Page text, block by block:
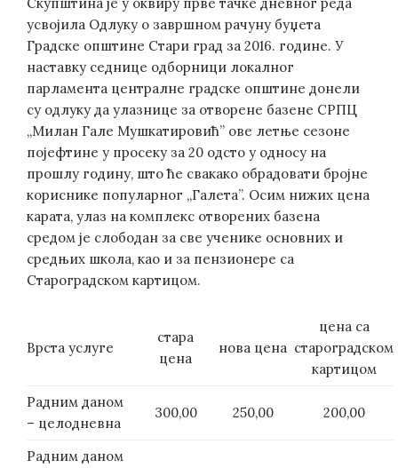
усвојила Одлуку о завршном рачуну буџета
Градске општине Стари град за 2016. године. У
наставку седнице одборници локалног
парламента централне градске општине донели
су одлуку да улазнице за отворене базене СРПЦ
„Милан Гале Мушкатировић” ове летње сезоне
појефтине у просеку за 20 одсто у односу на
прошлу годину, што ће свакако обрадовати бројне
кориснике популарног „Галета”. Осим нижих цена
карата, улаз на комплекс отворених базена
средом је слободан за све ученике основних и
средњих школа, као и за пензионере са
Староградском картицом.
Врста услуге
стара
цена
нова цена
цена са
староградском
картицом
Радним даном
– целодневна
300,00 250,00 200,00
Радним даном